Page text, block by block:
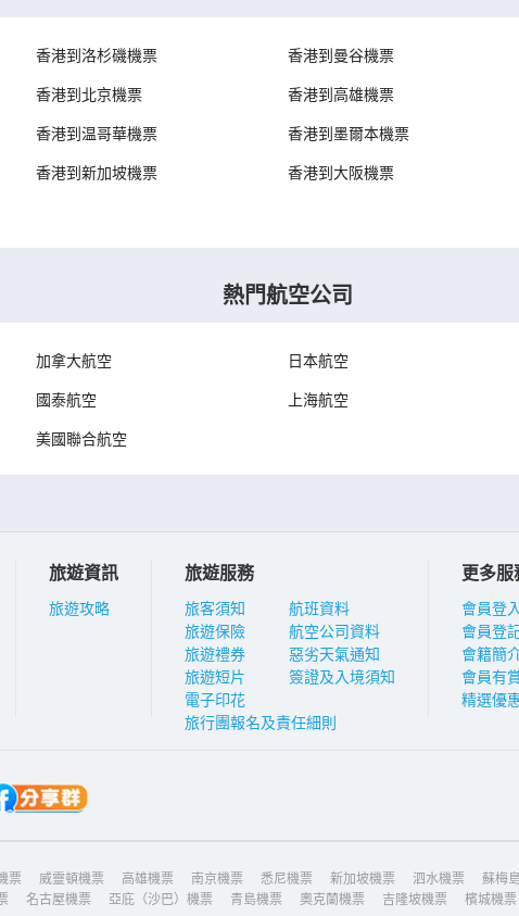
香港到洛杉磯機票 香港到曼谷機票
香港到北京機票 香港到高雄機票
香港到温哥華機票 香港到墨爾本機票
香港到新加坡機票 香港到大阪機票
熱門航空公司
加拿大航空 日本航空
國泰航空 上海航空
美國聯合航空
旅遊資訊
旅遊攻略
旅遊服務
旅客須知
旅遊保險
旅遊禮券
旅遊短片
電子印花
航班資料
航空公司資料
惡劣天氣通知
簽證及入境須知
旅行團報名及責任細則
更多服
會員登入
會員登
會籍簡
會員有
精選優
票 威靈頓機票 高雄機票 南京機票 悉尼機票 新加坡機票 泗水機票 蘇梅
名古屋機票 亞庇（沙巴）機票 青島機票 奧克蘭機票 吉隆坡機票 檳城機票